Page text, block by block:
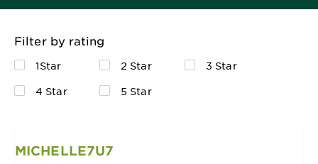
Filter by rating
1Star 2 Star
3 Star
4 Star
5 Star
MICHELLE7U7